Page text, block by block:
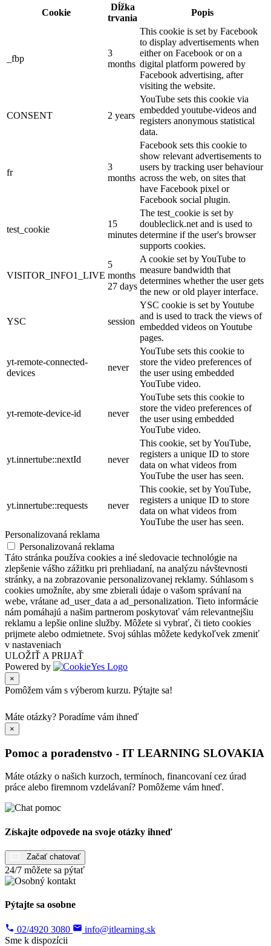
Cookie
Dĺžka
trvania
Popis
_fbp
3
months
This cookie is set by Facebook
to display advertisements when
either on Facebook or on a
digital platform powered by
Facebook advertising, after
visiting the website.
CONSENT 2 years
YouTube sets this cookie via
embedded youtube-videos and
registers anonymous statistical
data.
fr
3
months
Facebook sets this cookie to
show relevant advertisements to
users by tracking user behaviour
across the web, on sites that
have Facebook pixel or
Facebook social plugin.
test_cookie
15
minutes
The test_cookie is set by
doubleclick.net and is used to
determine if the user's browser
supports cookies.
VISITOR_INFO1_LIVE
5
months
27 days
A cookie set by YouTube to
measure bandwidth that
determines whether the user gets
the new or old player interface.
YSC session
YSC cookie is set by Youtube
and is used to track the views of
embedded videos on Youtube
pages.
yt-remote-connected-
devices
never
YouTube sets this cookie to
store the video preferences of
the user using embedded
YouTube video.
yt-remote-device-id never
YouTube sets this cookie to
store the video preferences of
the user using embedded
YouTube video.
yt.innertube::nextId never
This cookie, set by YouTube,
registers a unique ID to store
data on what videos from
YouTube the user has seen.
yt.innertube::requests never
This cookie, set by YouTube,
registers a unique ID to store
data on what videos from
YouTube the user has seen.
Personalizovaná reklama
Personalizovaná reklama
Táto stránka používa cookies a iné sledovacie technológie na
zlepšenie vášho zážitku pri prehliadaní, na analýzu návštevnosti
stránky, a na zobrazovanie personalizovanej reklamy. Súhlasom s
cookies umožníte, aby sme zbierali údaje o vašom správaní na
webe, vrátane ad_user_data a ad_personalization. Tieto informácie
nám pomáhajú a našim partnerom poskytovať vám relevantnejšiu
reklamu a lepšie online služby. Môžete si vybrať, či tieto cookies
prijmete alebo odmietnete. Svoj súhlas môžete kedykoľvek zmeniť
v nastaveniach
ULOŽIŤ A PRIJAŤ
Powered by
×
Pomôžem vám s výberom kurzu. Pýtajte sa!
Máte otázky? Poradíme vám ihneď
×
Pomoc a poradenstvo - IT LEARNING SLOVAKIA
Máte otázky o našich kurzoch, termínoch, financovaní cez úrad
práce alebo firemnom vzdelávaní? Pomôžeme vám hneď.
Získajte odpovede na svoje otázky ihneď
Začať chatovať
24/7 môžete sa pýtať
Pýtajte sa osobne
02/4920 3080
info@itlearning.sk
Sme k dispozícii